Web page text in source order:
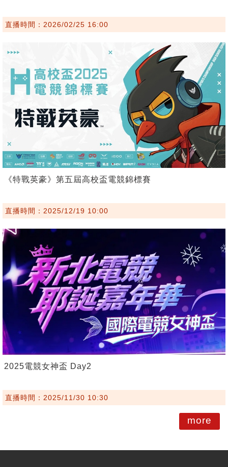
直播時間：2026/02/25 16:00
《特戰英豪》第五屆高校盃電競錦標賽
直播時間：2025/12/19 10:00
2025電競女神盃 Day2
直播時間：2025/11/30 10:30
more